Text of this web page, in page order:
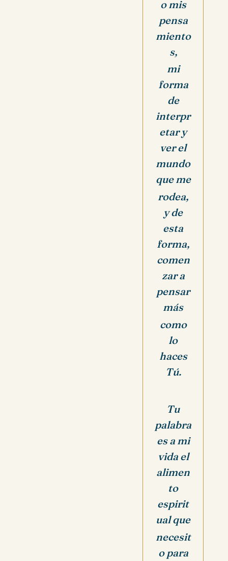
o mis
pensa
miento
s,
mi
forma
de
interpr
etar y
ver el
mundo
que me
rodea,
y de
esta
forma,
comen
zar a
pensar
más
como
lo
haces
Tú.
Tu
palabra
es a mi
vida el
alimen
to
espirit
ual que
necesit
o para